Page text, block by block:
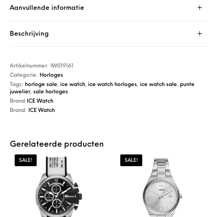
Aanvullende informatie
Beschrijving
Artikelnummer:
IW019161
Categorie: Horloges
Tags: horloge sale, ice watch, ice watch horloges, ice watch sale, punte
juwelier,sale horloges
Brand: ICE Watch
Brand:
ICE Watch
Gerelateerde producten
SALE! SALE!